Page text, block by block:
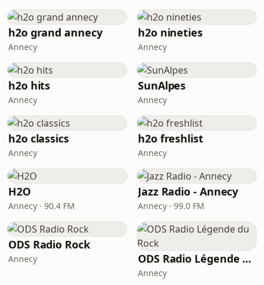
h2o grand annecy
Annecy
h2o nineties
Annecy
h2o hits
Annecy
SunAlpes
Annecy
h2o classics
Annecy
h2o freshlist
Annecy
H2O
Annecy · 90.4 FM
Jazz Radio - Annecy
Annecy · 99.0 FM
ODS Radio Rock
Annecy ODS Radio Légende du Rock
Annecy